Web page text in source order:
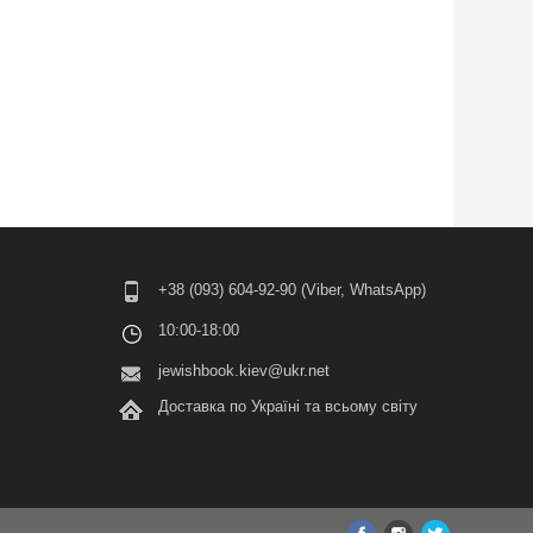
+38 (093) 604-92-90 (Viber, WhatsApp)
10:00-18:00
jewishbook.kiev@ukr.net
Доставка по Україні та всьому світу